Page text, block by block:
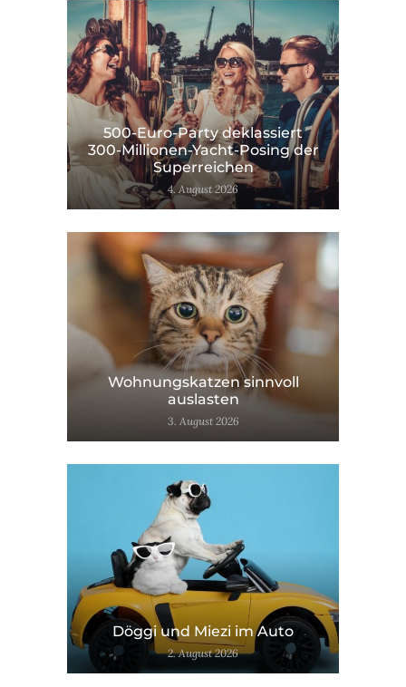
500-Euro-Party deklassiert
300-Millionen-Yacht-Posing der
Superreichen
4. August 2026
Wohnungskatzen sinnvoll
auslasten
3. August 2026
Döggi und Miezi im Auto
2. August 2026